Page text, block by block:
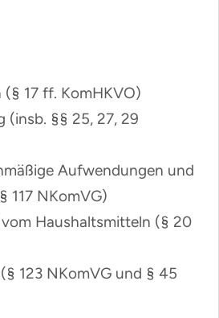
(§ 17 ff. KomHKVO)
(insb. §§ 25, 27, 29
Aufwendungen und
117 NKomVG)
Haushaltsmitteln (§ 20
123 NKomVG und § 45